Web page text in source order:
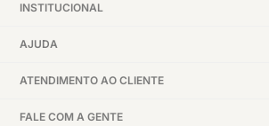
INSTITUCIONAL
AJUDA
ATENDIMENTO AO CLIENTE
FALE COM A GENTE